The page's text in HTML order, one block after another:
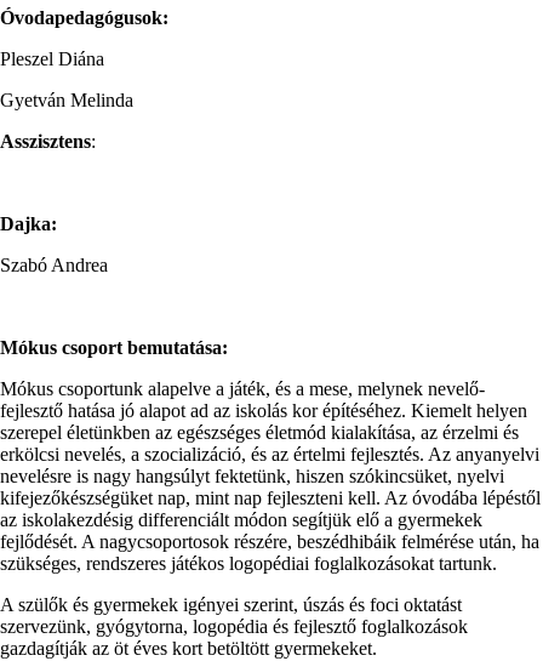
Óvodapedagógusok:
Pleszel Diána
Gyetván Melinda
Asszisztens:
Dajka:
Szabó Andrea
Mókus csoport bemutatása:
Mókus csoportunk alapelve a játék, és a mese, melynek nevelő-
fejlesztő hatása jó alapot ad az iskolás kor építéséhez. Kiemelt helyen
szerepel életünkben az egészséges életmód kialakítása, az érzelmi és
erkölcsi nevelés, a szocializáció, és az értelmi fejlesztés. Az anyanyelvi
nevelésre is nagy hangsúlyt fektetünk, hiszen szókincsüket, nyelvi
kifejezőkészségüket nap, mint nap fejleszteni kell. Az óvodába lépéstől
az iskolakezdésig differenciált módon segítjük elő a gyermekek
fejlődését. A nagycsoportosok részére, beszédhibáik felmérése után, ha
szükséges, rendszeres játékos logopédiai foglalkozásokat tartunk.
A szülők és gyermekek igényei szerint, úszás és foci oktatást
szervezünk, gyógytorna, logopédia és fejlesztő foglalkozások
gazdagítják az öt éves kort betöltött gyermekeket.